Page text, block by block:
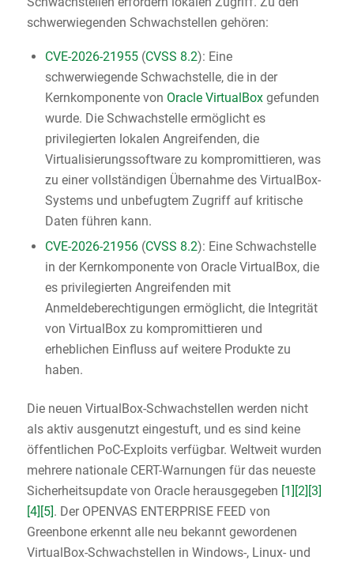
schwerwiegenden Schwachstellen gehören:
CVE-2026-21955(CVSS 8.2): Eine
schwerwiegende Schwachstelle, die in der
Kernkomponente von Oracle VirtualBoxgefunden
wurde. Die Schwachstelle ermöglicht es
privilegierten lokalen Angreifenden, die
Virtualisierungssoftware zu kompromittieren, was
zu einer vollständigen Übernahme des VirtualBox-
Systems und unbefugtem Zugriff auf kritische
Daten führen kann.
CVE-2026-21956(CVSS 8.2): Eine Schwachstelle
in der Kernkomponente von Oracle VirtualBox, die
es privilegierten Angreifenden mit
Anmeldeberechtigungen ermöglicht, die Integrität
von VirtualBox zu kompromittieren und
erheblichen Einfluss auf weitere Produkte zu
haben.
Die neuen VirtualBox-Schwachstellen werden nicht
als aktiv ausgenutzt eingestuft, und es sind keine
öffentlichen PoC-Exploits verfügbar. Weltweit wurden
mehrere nationale CERT-Warnungen für das neueste
Sicherheitsupdate von Oracle herausgegeben [1] [2] [3]
[4] [5]. Der OPENVAS ENTERPRISE FEED von
Greenbone erkennt alle neu bekannt gewordenen
VirtualBox-Schwachstellen in Windows-, Linux- und